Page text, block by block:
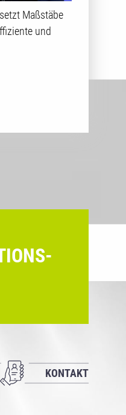
Maßstäbe
und
KONTAKT